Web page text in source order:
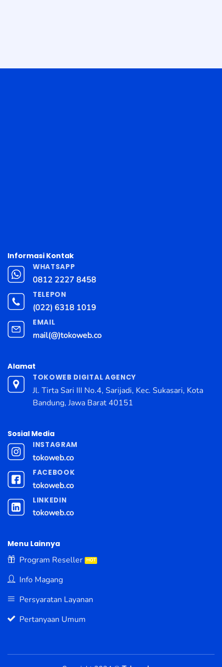
Informasi Kontak
WHATSAPP
0812 2227 8458
TELEPON
(022) 6318 1019
EMAIL
mail(@)tokoweb.co
Alamat
TOKOWEB DIGITAL AGENCY
Jl. Tirta Sari III No.4, Sarijadi, Kec. Sukasari, Kota
Bandung, Jawa Barat 40151
Sosial Media
INSTAGRAM
tokoweb.co
FACEBOOK
tokoweb.co
LINKEDIN
tokoweb.co
Menu Lainnya
Program Reseller
Info Magang
Persyaratan Layanan
Pertanyaan Umum